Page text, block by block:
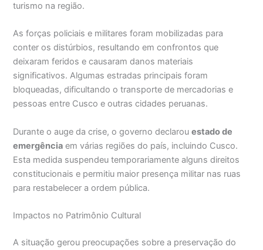
turismo na região.
As forças policiais e militares foram mobilizadas para
conter os distúrbios, resultando em confrontos que
deixaram feridos e causaram danos materiais
significativos. Algumas estradas principais foram
bloqueadas, dificultando o transporte de mercadorias e
pessoas entre Cusco e outras cidades peruanas.
Durante o auge da crise, o governo declarouestado de
emergência em várias regiões do país, incluindo Cusco.
Esta medida suspendeu temporariamente alguns direitos
constitucionais e permitiu maior presença militar nas ruas
para restabelecer a ordem pública.
Impactos no Patrimônio Cultural
A situação gerou preocupações sobre a preservação do